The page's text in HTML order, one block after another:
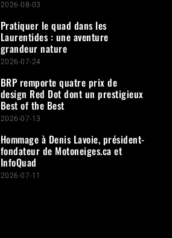
2026-08-03
Pratiquer le quad dans les
Laurentides : une aventure
grandeur nature
2026-07-24
BRP remporte quatre prix de
design Red Dot dont un prestigieux
Best of the Best
2026-07-13
Hommage à Denis Lavoie, président-
fondateur de Motoneiges.ca et
InfoQuad
2026-07-11